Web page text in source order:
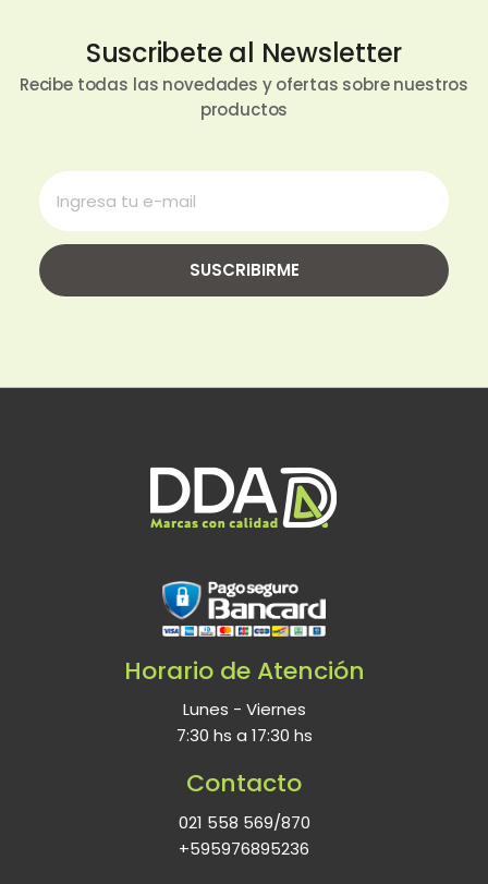
Suscribete al Newsletter
Recibe todas las novedades y ofertas sobre nuestros
productos
SUSCRIBIRME
Horario de Atención
Lunes - Viernes
7:30 hs a 17:30 hs
Contacto
021 558 569/870
+595976895236